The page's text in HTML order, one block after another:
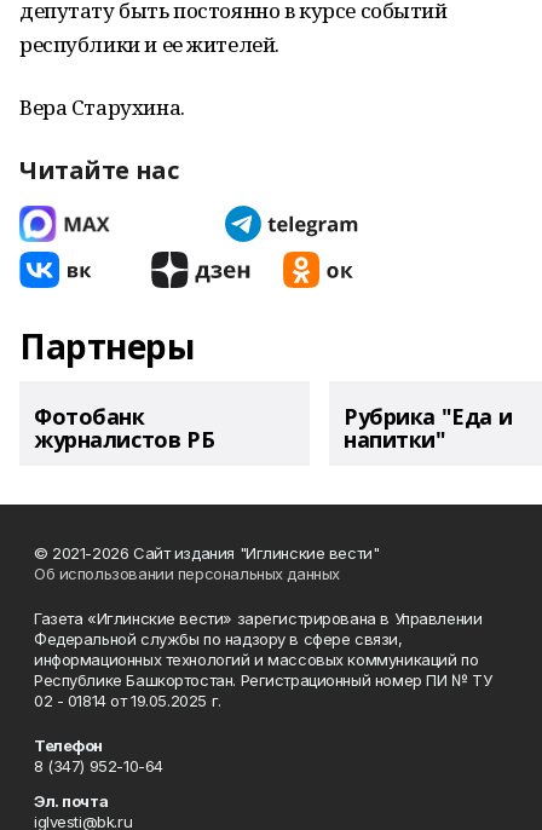
депутату быть постоянно в курсе событий
республики и ее жителей.
Вера Старухина.
Читайте нас
Партнеры
Фотобанк
журналистов РБ
Рубрика "Еда и
напитки"
© 2021-2026 Сайт издания "Иглинские вести"
Об использовании персональных данных
Газета «Иглинские вести» зарегистрирована в Управлении
Федеральной службы по надзору в сфере связи,
информационных технологий и массовых коммуникаций по
Республике Башкортостан. Регистрационный номер ПИ № ТУ
02 - 01814 от 19.05.2025 г.
Телефон
8 (347) 952-10-64
Эл. почта
iglvesti@bk.ru